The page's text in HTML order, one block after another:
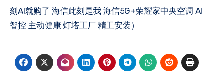
刻AI就购了 海信此刻是我 海信5G+荣耀家中央空调 AI
智控 主动健康 灯塔工厂 精工安装）